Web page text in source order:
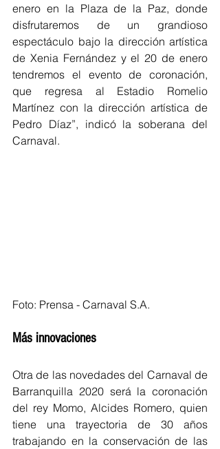
enero en la Plaza de la Paz, donde
disfrutaremos de un grandioso
espectáculo bajo la dirección artística
de Xenia Fernández y el 20 de enero
tendremos el evento de coronación,
que regresa al Estadio Romelio
Martínez con la dirección artística de
Pedro Díaz”, indicó la soberana del
Carnaval.
Foto: Prensa - Carnaval S.A.
Más innovaciones
Otra de las novedades del Carnaval de
Barranquilla 2020 será la coronación
del rey Momo, Alcides Romero, quien
tiene una trayectoria de 30 años
trabajando en la conservación de las